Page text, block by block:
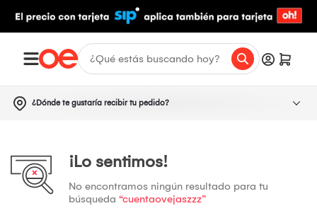
¿Dónde te gustaría recibir tu pedido?
¡Lo sentimos!
No encontramos ningún resultado para tu
búsqueda “cuentaovejaszzz”